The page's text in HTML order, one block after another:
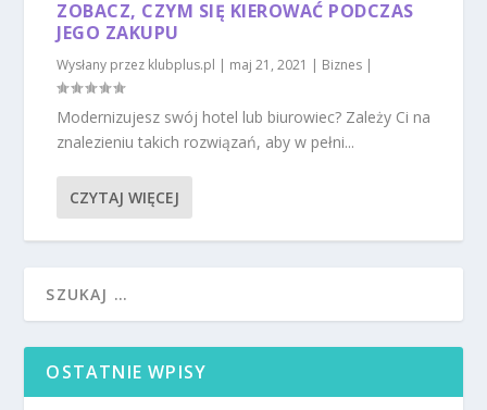
ZOBACZ, CZYM SIĘ KIEROWAĆ PODCZAS
JEGO ZAKUPU
Wysłany przez klubplus.pl | maj 21, 2021 | Biznes |
Modernizujesz swój hotel lub biurowiec? Zależy Ci na
znalezieniu takich rozwiązań, aby w pełni...
CZYTAJ WIĘCEJ
OSTATNIE WPISY